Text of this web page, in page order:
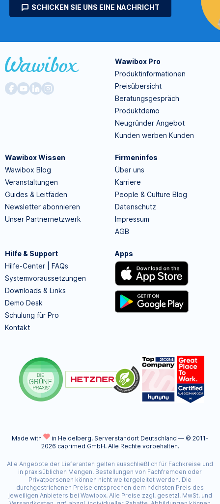
SCHICKEN SIE UNS EINE NACHRICHT
Wawibox Pro
Produktinformationen
Preisübersicht
Beratungsgespräch
Produktdemo
Neugründer Angebot
Kunden werben Kunden
Wawibox Wissen
Wawibox Blog
Veranstaltungen
Guides & Leitfäden
Newsletter abonnieren
Unser Partnernetzwerk
Firmeninfos
Über uns
Karriere
People & Culture Blog
Datenschutz
Impressum
AGB
Hilfe & Support
Hilfe-Center | FAQs
Systemvoraussetzungen
Downloads & Links
Demo Desk
Schulung für Pro
Kontakt
Apps
Made with in Heidelberg. Serverstandort Deutschland — © 2011-
2026 caprimed GmbH. Alle Rechte vorbehalten.
Alle Angebote der Lieferanten gelten ausschließlich für Fachkreise und
in praxisüblichen Mengen. Bestellungen von Fachfremden oder
Privatpersonen können nicht weitergeleitet werden. Die
durchgestrichenen Preise entsprechen dem höchsten Preis des
jeweiligen Anbieters bei Wawibox. Alle Preise zzgl. gesetzl. MwSt. und